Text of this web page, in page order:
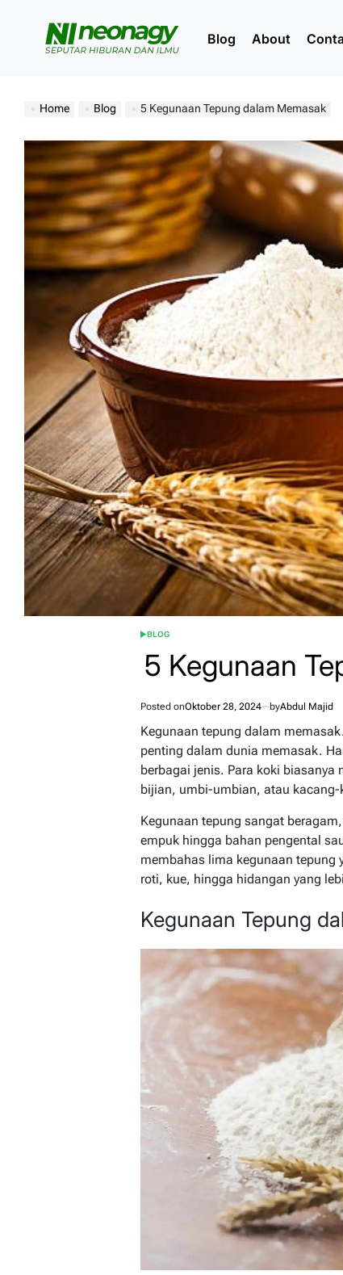
Blog About
Home Blog 5 Kegunaan Tepung dalam Memasak
POSTED
BLOG
5 Kegunaan
Posted onOktober 28, 2024 byAbdul Majid
Kegunaan tepung dalam
penting dalam dunia memasak.
berbagai jenis. Para koki
bijian, umbi-umbian, atau
Kegunaan tepung sangat
empuk hingga bahan pengental
membahas lima kegunaan
roti, kue, hingga hidangan yang
Kegunaan Tepung